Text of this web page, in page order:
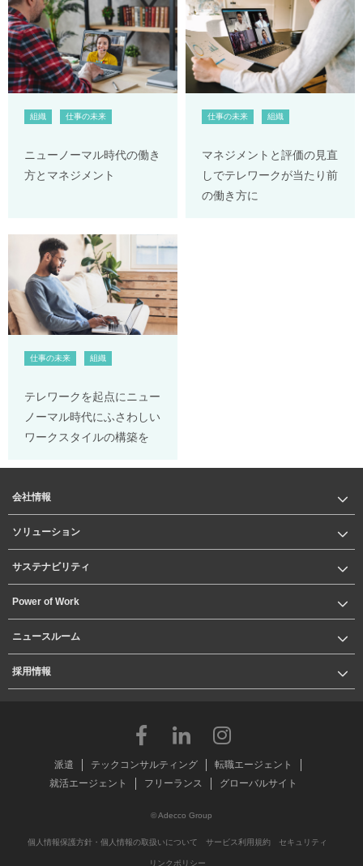
組織 仕事の未来
ニューノーマル時代の働き
方とマネジメント
仕事の未来 組織
マネジメントと評価の見直
しでテレワークが当たり前
の働き方に
仕事の未来 組織
テレワークを起点にニュー
ノーマル時代にふさわしい
ワークスタイルの構築を
会社情報
ソリューション
サステナビリティ
Power of Work
ニュースルーム
採用情報
派遣 テックコンサルティング
転職エージェント
就活エージェント
フリーランス グローバルサイト
© Adecco Group
個人情報保護方針・個人情報の取扱いについて サービス利用規約 セキュリティ
リンクポリシー